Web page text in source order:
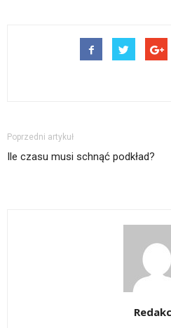
Poprzedni artykuł
Ile czasu musi schnąć podkład?